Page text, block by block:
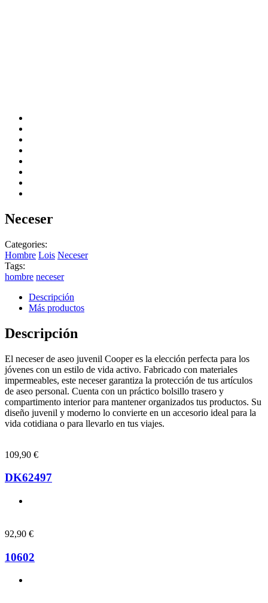
Neceser
Categories:
Hombre Lois Neceser
Tags:
hombre neceser
Descripción
Más productos
Descripción
El neceser de aseo juvenil Cooper es la elección perfecta para los
jóvenes con un estilo de vida activo. Fabricado con materiales
impermeables, este neceser garantiza la protección de tus artículos
de aseo personal. Cuenta con un práctico bolsillo trasero y
compartimento interior para mantener organizados tus productos. Su
diseño juvenil y moderno lo convierte en un accesorio ideal para la
vida cotidiana o para llevarlo en tus viajes.
109,90 €
DK62497
92,90 €
10602